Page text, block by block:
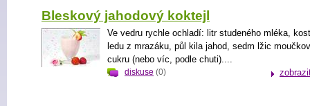
Bleskový jahodový koktejl
Ve vedru rychle ochladí: litr studeného mléka,
ledu z mrazáku, půl kila jahod, sedm lžic
cukru (nebo víc, podle chuti)....
diskuse (0)